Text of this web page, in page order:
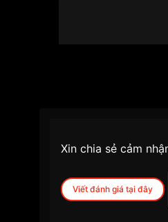
Bộ máy
Omega
,
Chống nước
hằng ngày
Xin chia sẻ cảm
Viết đánh giá tại đây